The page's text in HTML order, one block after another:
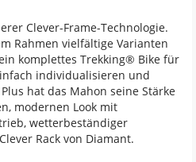
Clever-Frame-Technologie.
Rahmen vielfältige Varianten
komplettes Trekking® Bike für
individualisieren und
hat das Mahon seine Stärke
modernen Look mit
wetterbeständiger
Rack von Diamant.